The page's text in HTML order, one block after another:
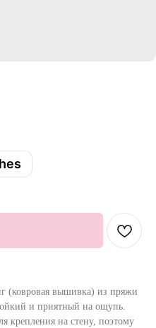
(ковровая вышивка) из пряжи
и приятный на ощупь.
крепления на стену, поэтому